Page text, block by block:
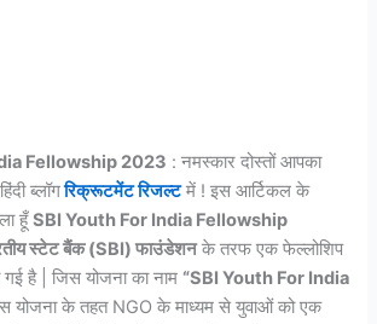
Fellowship 2023 : नमस्कार दोस्तों आपका
ब्लॉगरिक्रूटमेंट रिजल्टमें ! इस आर्टिकल के
हूँSBI Youth For India Fellowship
स्टेट बैंक (SBI) फाउंडेशनके तरफ एक फेल्लोशिप
है | जिस योजना का नाम “SBI Youth For India
योजना के तहत NGO के माध्यम से युवाओं को एक